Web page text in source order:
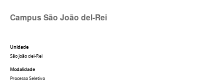
Campus São João del-Rei
Unidade
São João del-Rei
Modalidade
Processo Seletivo